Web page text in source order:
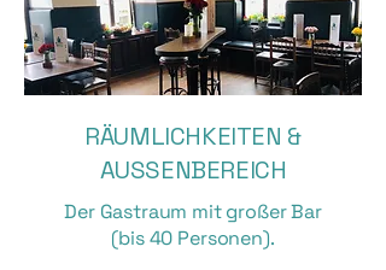
RÄUMLICHKEITEN &
AUSSENBEREICH
Der Gastraum mit großer Bar
(bis 40 Personen).